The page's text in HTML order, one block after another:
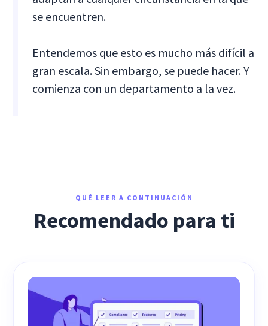
se encuentren.
Entendemos que esto es mucho más difícil a
gran escala. Sin embargo, se puede hacer. Y
comienza con un departamento a la vez.
QUÉ LEER A CONTINUACIÓN
Recomendado para ti